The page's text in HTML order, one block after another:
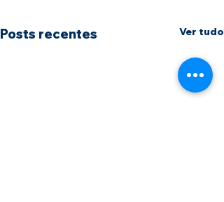
Posts recentes Ver tudo